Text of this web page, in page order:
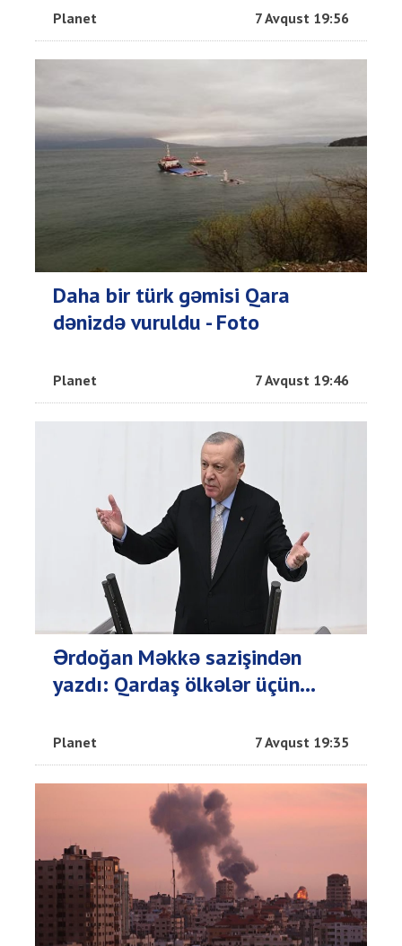
Planet 7 Avqust 19:56
Daha bir türk gəmisi Qara
dənizdə vuruldu - Foto
Planet 7 Avqust 19:46
Ərdoğan Məkkə sazişindən
yazdı: Qardaş ölkələr üçün...
Planet 7 Avqust 19:35